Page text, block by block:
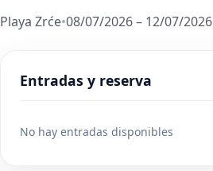
Playa Zrće•08/07/2026 – 12/07/2026
Entradas y reserva
No hay entradas disponibles